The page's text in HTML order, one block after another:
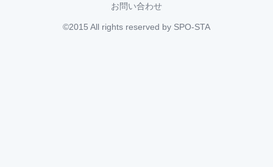
お問い合わせ
©2015 All rights reserved by SPO-STA